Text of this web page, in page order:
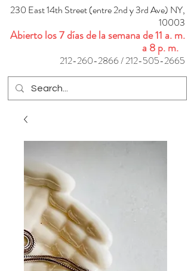
230 East 14th Street (entre 2nd y 3rd Ave) NY,
10003
Abierto los 7 días de la semana de 11 a. m.
a 8 p. m.
212-260-2866/212-505-2665